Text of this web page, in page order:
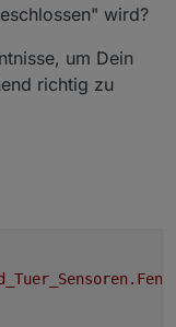
per Skript
separat
Alias-Datenpunkt.
im Alias vom
ist es mind.
wird?
um Dein
richtig zu